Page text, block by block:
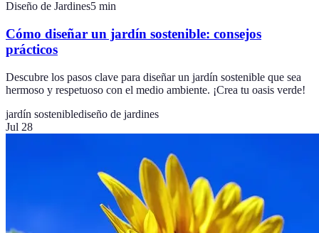
Diseño de Jardines5 min
Cómo diseñar un jardín sostenible: consejos
prácticos
Descubre los pasos clave para diseñar un jardín sostenible que sea
hermoso y respetuoso con el medio ambiente. ¡Crea tu oasis verde!
jardín sosteniblediseño de jardines
Jul 28